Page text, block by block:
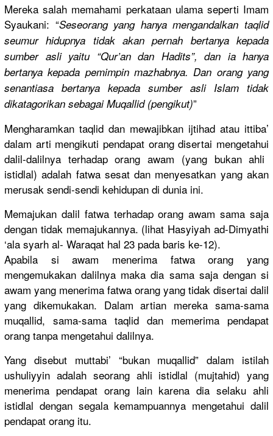
Mereka salah memahami perkataan ulama seperti Imam
Syaukani: “Seseorang yang hanya mengandalkan taqlid
seumur hidupnya tidak akan pernah bertanya kepada
sumber asli yaitu “Qur’an dan Hadits”, dan ia hanya
bertanya kepada pemimpin mazhabnya. Dan orang yang
senantiasa bertanya kepada sumber asli Islam tidak
dikatagorikan sebagai Muqallid (pengikut)”
Mengharamkan taqlid dan mewajibkan ijtihad atau ittiba’
dalam arti mengikuti pendapat orang disertai mengetahui
dalil-dalilnya terhadap orang awam (yang bukan ahli
istidlal) adalah fatwa sesat dan menyesatkan yang akan
merusak sendi-sendi kehidupan di dunia ini.
Memajukan dalil fatwa terhadap orang awam sama saja
dengan tidak memajukannya. (lihat Hasyiyah ad-Dimyathi
‘ala syarh al- Waraqat hal 23 pada baris ke-12).
Apabila si awam menerima fatwa orang yang
mengemukakan dalilnya maka dia sama saja dengan si
awam yang menerima fatwa orang yang tidak disertai dalil
yang dikemukakan. Dalam artian mereka sama-sama
muqallid, sama-sama taqlid dan memerima pendapat
orang tanpa mengetahui dalilnya.
Yang disebut muttabi’ “bukan muqallid” dalam istilah
ushuliyyin adalah seorang ahli istidlal (mujtahid) yang
menerima pendapat orang lain karena dia selaku ahli
istidlal dengan segala kemampuannya mengetahui dalil
pendapat orang itu.